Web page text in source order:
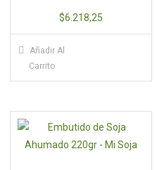
$6.218,25
Añadir Al
Carrito